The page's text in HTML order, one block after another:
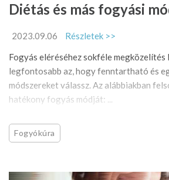
Diétás és más fogyási
2023.09.06
Részletek >>
Fogyás eléréséhez sokféle megközelítés
legfontosabb az, hogy fenntartható és
módszereket válassz. Az alábbiakban
hatékony fogyás módját: ...
Fogyókúra